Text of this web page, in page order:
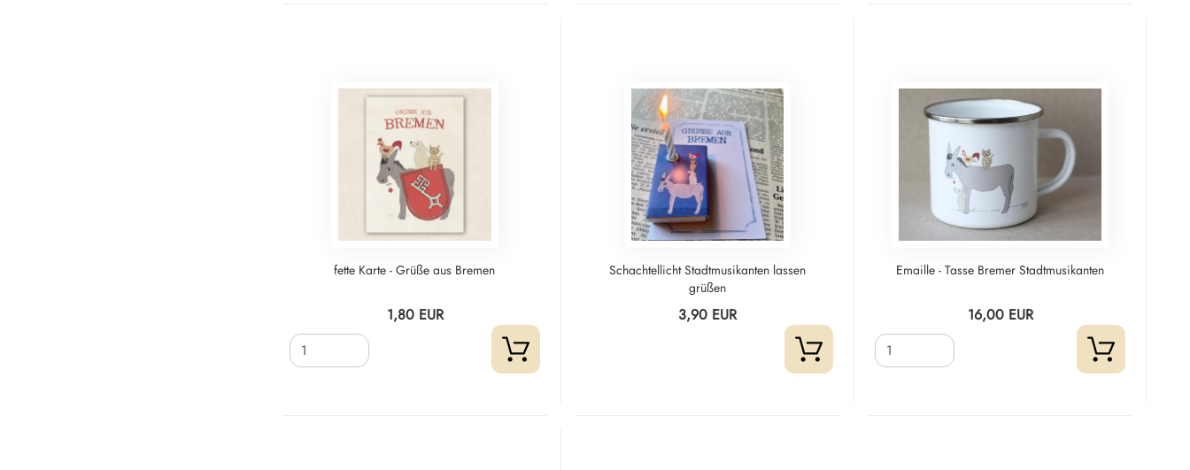
fette Karte - Grüße aus Bremen
1,80 EUR
Schachtellicht Stadtmusikanten lassen
grüßen
3,90 EUR
Emaille - Tasse Bremer Stadtmusikanten
16,00 EUR